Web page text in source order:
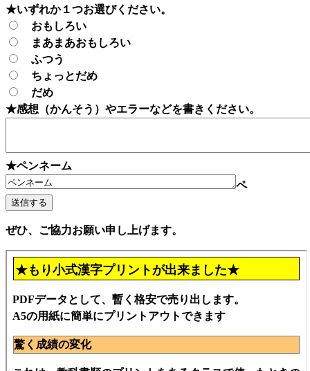
★いずれか１つお選びください。
おもしろい
まあまあおもしろい
ふつう
ちょっとだめ
だめ
★感想（かんそう）やエラーなどを書きください。
★ペンネーム
ペ
ぜひ、ご協力お願い申し上げます。